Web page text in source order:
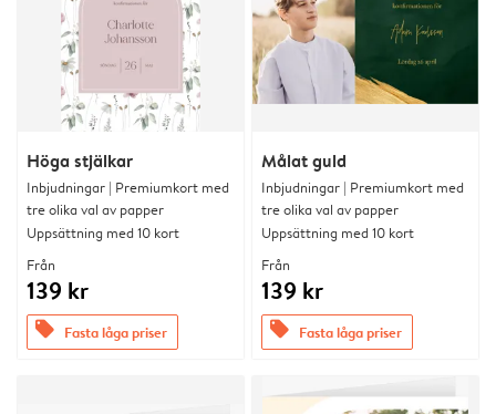
Höga stjälkar
Inbjudningar | Premiumkort med
tre olika val av papper
Uppsättning med 10 kort
Från
139 kr
offers Fasta låga priser
Målat guld
Inbjudningar | Premiumkort med
tre olika val av papper
Uppsättning med 10 kort
Från
139 kr
offers Fasta låga priser